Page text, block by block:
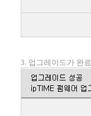
3. 업그레이드가 완